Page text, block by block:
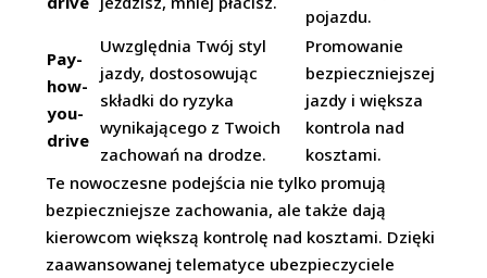
pojazdu.
Pay-
how-
you-
drive
Uwzględnia Twój styl
jazdy, dostosowując
składki do ryzyka
wynikającego z Twoich
zachowań na drodze.
Promowanie
bezpieczniejszej
jazdy i większa
kontrola nad
kosztami.
Te nowoczesne podejścia nie tylko promują
bezpieczniejsze zachowania, ale także dają
kierowcom większą kontrolę nad kosztami. Dzięki
zaawansowanej telematyce ubezpieczyciele